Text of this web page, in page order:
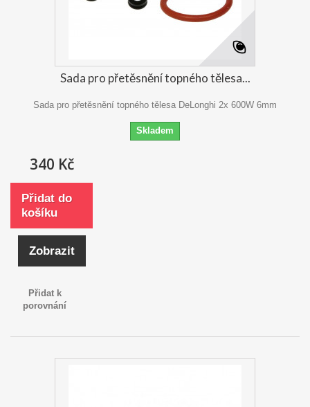
Sada pro přetěsnění topného tělesa...
Sada pro přetěsnění topného tělesa DeLonghi 2x 600W 6mm
Skladem
340 Kč
Přidat do
košíku
Zobrazit
Přidat k
porovnání